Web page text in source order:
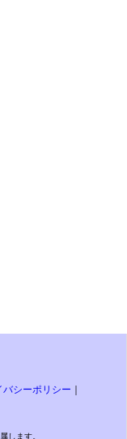
バシーポリシー
します。